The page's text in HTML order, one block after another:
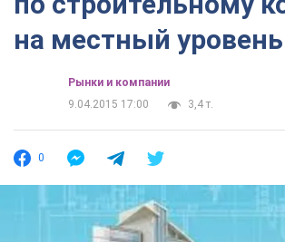
на местный уровень
Рынки и компании
9.04.2015 17:00
3,4 т.
0